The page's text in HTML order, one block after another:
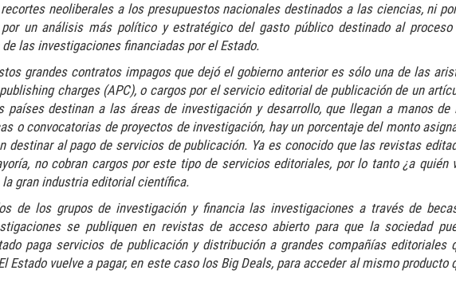
neoliberales a los presupuestos nacionales destinados a las ciencias, ni
un análisis más político y estratégico del gasto público destinado al proceso
las investigaciones financiadas por el Estado.
grandes contratos impagos que dejó el gobierno anterior es sólo una de las
charges (APC), o cargos por el servicio editorial de publicación de un
países destinan a las áreas de investigación y desarrollo, que llegan a manos de
o convocatorias de proyectos de investigación, hay un porcentaje del monto
destinar al pago de servicios de publicación. Ya es conocido que las revistas
no cobran cargos por este tipo de servicios editoriales, por lo tanto ¿a quién
gran industria editorial científica.
de los grupos de investigación y financia las investigaciones a través de
se publiquen en revistas de acceso abierto para que la sociedad
paga servicios de publicación y distribución a grandes compañías editoriales
Estado vuelve a pagar, en este caso los Big Deals, para acceder al mismo producto